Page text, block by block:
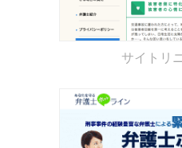
サイトリ